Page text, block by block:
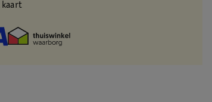
kaart